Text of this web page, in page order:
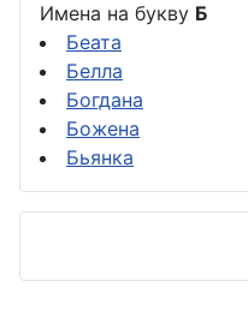
Имена на букву Б
Беата
Белла
Богдана
Божена
Бьянка